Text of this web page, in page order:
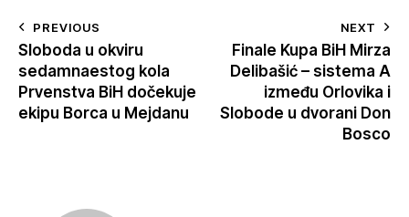
PREVIOUS
Sloboda u okviru
sedamnaestog kola
Prvenstva BiH dočekuje
ekipu Borca u Mejdanu
NEXT
Finale Kupa BiH Mirza
Delibašić – sistema A
između Orlovika i
Slobode u dvorani Don
Bosco